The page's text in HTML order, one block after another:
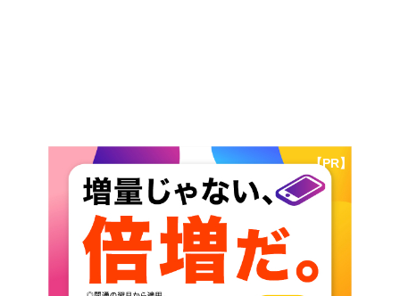
【PR】